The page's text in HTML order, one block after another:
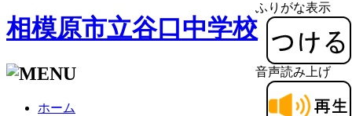
ふりがな表示
音声読み上げ
相模原市立谷口中学校
ホーム